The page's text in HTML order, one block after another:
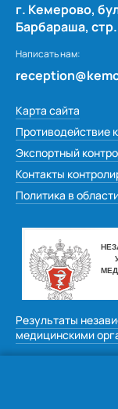
г. Кемерово,
Барбараша,
Написать нам:
Карта сайта
Противодействие
Экспортный
Контакты
Политика в
Результаты
медицинскими